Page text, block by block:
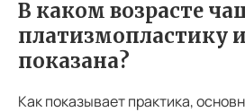
В каком возрасте
платизмопластику
показана?
Как показывает практика,